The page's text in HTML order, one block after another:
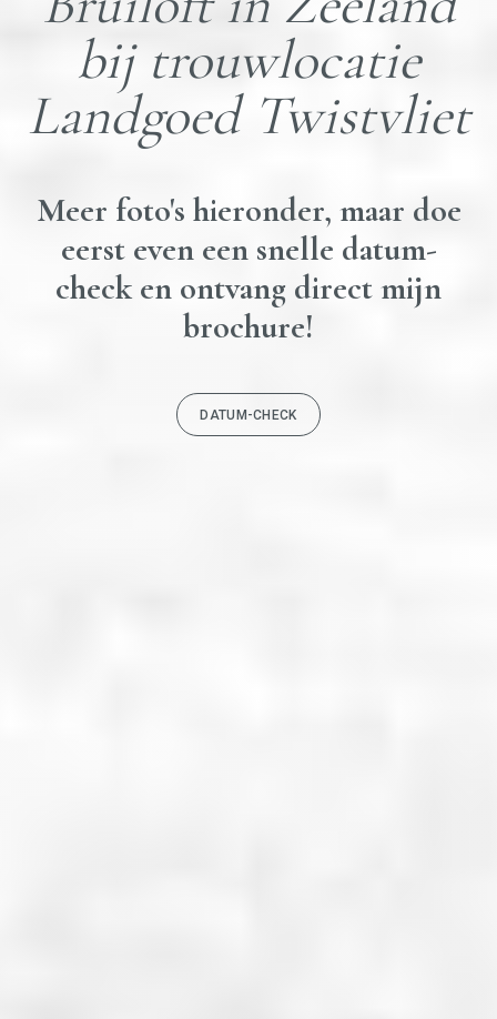
bij trouwlocatie
Landgoed Twistvliet
Meer foto's hieronder, maar doe
eerst even een snelle datum-
check en ontvang direct mijn
brochure!
DATUM-CHECK